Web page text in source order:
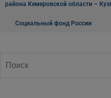
района Кемеровской области –
Социальный фонд России